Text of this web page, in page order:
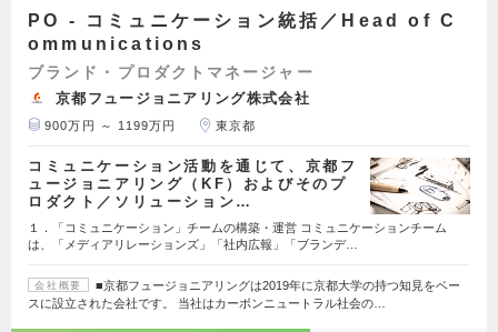
PO - コミュニケーション統括／Head of C
ommunications
ブランド・プロダクトマネージャー
京都フュージョニアリング株式会社
900万円 ～ 1199万円 東京都
コミュニケーション活動を通じて、京都フ
ュージョニアリング（KF）およびそのプ
ロダクト／ソリューション…
１．「コミュニケーション」チームの構築・運営 コミュニケーションチーム
は、「メディアリレーションズ」「社内広報」「ブランデ…
会社概要
■京都フュージョニアリングは2019年に京都大学の持つ知見をベー
スに設立された会社です。 当社はカーボンニュートラル社会の…